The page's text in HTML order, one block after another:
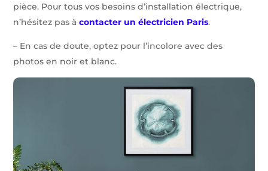
pièce. Pour tous vos besoins d’installation électrique,
n’hésitez pas àcontacter un électricien Paris.
– En cas de doute, optez pour l’incolore avec des
photos en noir et blanc.